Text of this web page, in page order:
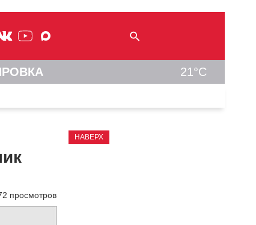
21°C
просмотров
НАВЕРХ